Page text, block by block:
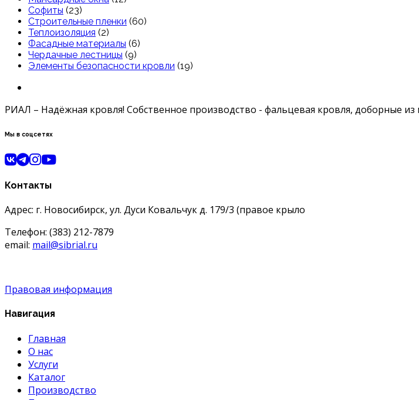
Софиты (23)
Строительные пленки (60)
Теплоизоляция (2)
Фасадные материалы (6)
Чердачные лестницы (9)
Элементы безопасности кровли (19)
РИАЛ – Надёжная кровля! Собственное производство - фальцевая кровля, доборные
Мы в соцсетях
Контакты
Адрес: г. Новосибирск, ул. Дуси Ковальчук д. 179/3 (правое крыло
Телефон: (383) 212-7879
email: mail@sibrial.ru
Правовая информация
Навигация
Главная
О нас
Услуги
Каталог
Производство